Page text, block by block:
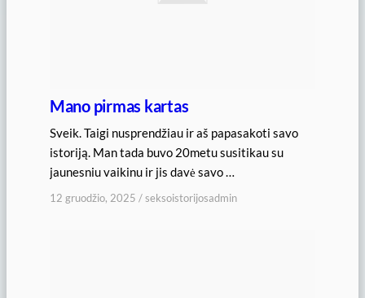
Mano pirmas kartas
Sveik. Taigi nusprendžiau ir aš papasakoti savo
istoriją. Man tada buvo 20metu susitikau su
jaunesniu vaikinu ir jis davė savo …
12 gruodžio, 2025 /seksoistorijosadmin